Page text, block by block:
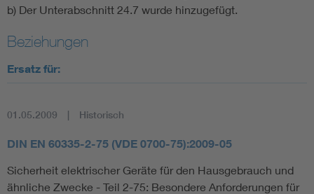
b) Der Unterabschnitt 24.7 wurde hinzugefügt.
Beziehungen
Ersatz für:
01.05.2009 Historisch
DIN EN 60335-2-75 (VDE 0700-75):2009-05
Sicherheit elektrischer Geräte für den Hausgebrauch und
ähnliche Zwecke - Teil 2-75: Besondere Anforderungen für